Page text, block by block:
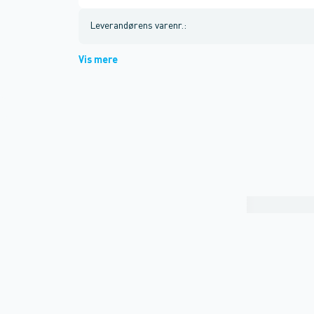
Leverandørens varenr. :
Vis mere